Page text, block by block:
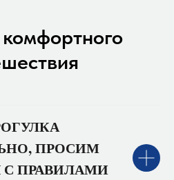
ПРОСИМ
ПРАВИЛАМИ